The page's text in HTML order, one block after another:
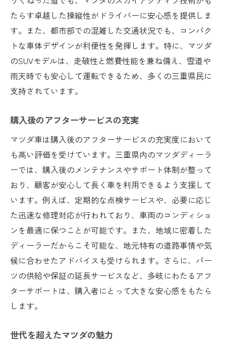
たらす卓越した操縦性がドライバーに安心感を提供しま
す。また、都市部での混雑した交通状況でも、コンパク
トな車体デザインが利便性を発揮します。特に、マツダ
のSUVモデルは、走破性と燃費性能を兼ね備え、雪道や
雨天時でも安心して運転できるため、多くの三重県民に
支持されています。
購入後のアフターサービスの充実
マツダ車は購入後のアフターサービスの充実度において
も高い評価を受けています。三重県内のマツダディーラ
ーでは、購入後のメンテナンスやサポート体制が整って
おり、顧客が安心して長く車を利用できるよう支援して
います。例えば、定期的な点検サービスや、必要に応じ
た迅速な修理対応が行われており、車両のコンディショ
ンを最適に保つことが可能です。また、地域に密着した
ディーラーだからこそ可能な、地元特有の道路事情や気
候に合わせたアドバイスも受けられます。さらに、パー
ツの供給や保証の延長サービスなど、多岐にわたるアフ
ターサポートは、購入者にとって大きな安心感をもたら
します。
世代を超えたマツダの魅力